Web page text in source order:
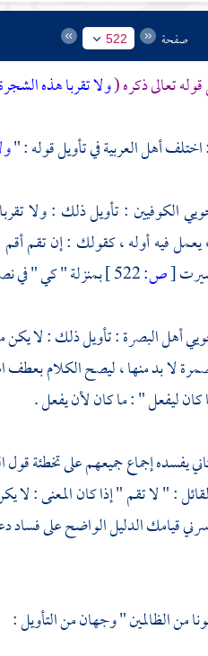
صفحة 522
تعالى ذكره (ولا تقربا هذه
اختلف أهل العربية في تأويل قوله : "
الكوفيين : تأويل ذلك : ولا تقربا
فيه أوله ، كقولك : إن تقم
[ص:
بمنزلة " كي " في
أهل البصرة: تأويل ذلك : لا يكن
لا بد منها ، ليصح الكلام
ليفعل " : ما كان لأن يفعل .
يفسده إجماع جميعهم على
: " لا تقم " إذا كان المعنى :
قيامك الدليل الواضح على فساد
من الظالمين " وجهان من التأويل :